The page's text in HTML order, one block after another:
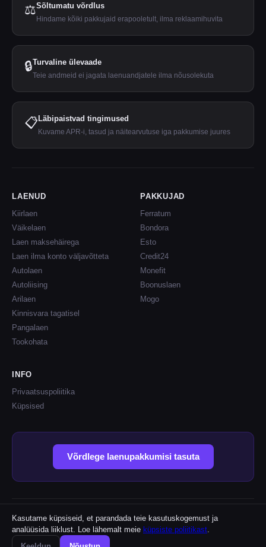
⚖️Sõltumatu võrdlus
Hindame kõiki pakkujaid erapooletult, ilma reklaamihuvita
🔒Turvaline ülevaade
Teie andmeid ei jagata laenuandjatele ilma nõusolekuta
📋 Läbipaistvad tingimused
Kuvame APR-i, tasud ja näitearvutuse iga pakkumise juures
LAENUD
Kiirlaen
Väikelaen
Laen maksehäirega
Laen ilma konto väljavõtteta
Autolaen
Autoliising
Arilaen
Kinnisvara tagatisel
Pangalaen
Tookohata
PAKKUJAD
Ferratum
Bondora
Esto
Credit24
Monefit
Boonuslaen
Mogo
INFO
Privaatsuspoliitika
Küpsised
Võrdlege laenupakkumisi tasuta
Lindaliini
Lindaliini on sõltumatu võrdlusplatvorm. Me ei väljasta laene ega
garanteeri laenutingimusi. Lõplikud tingimused kontrollige otse
laenuandjalt.
© 2026 Lindaliini
Kasutame küpsiseid, et parandada teie kasutuskogemust ja
analüüsida liiklust. Loe lähemalt meie küpsiste poliitikast.